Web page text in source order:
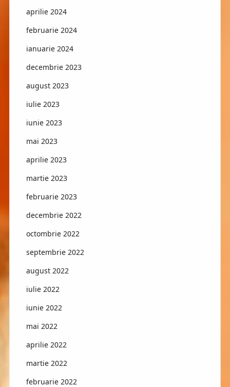
aprilie 2024
februarie 2024
ianuarie 2024
decembrie 2023
august 2023
iulie 2023
iunie 2023
mai 2023
aprilie 2023
martie 2023
februarie 2023
decembrie 2022
octombrie 2022
septembrie 2022
august 2022
iulie 2022
iunie 2022
mai 2022
aprilie 2022
martie 2022
februarie 2022